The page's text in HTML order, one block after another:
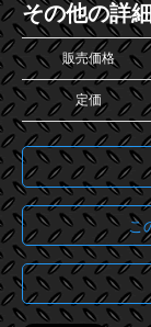
その他の詳
販売価格
定価
こ